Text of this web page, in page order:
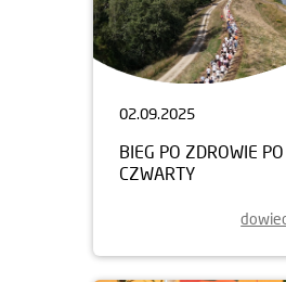
02.09.2025
BIEG PO ZDROWIE
CZWARTY